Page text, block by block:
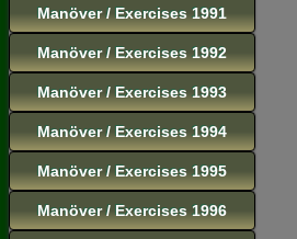
Manöver / Exercises 1991
Manöver / Exercises 1992
Manöver / Exercises 1993
Manöver / Exercises 1994
Manöver / Exercises 1995
Manöver / Exercises 1996